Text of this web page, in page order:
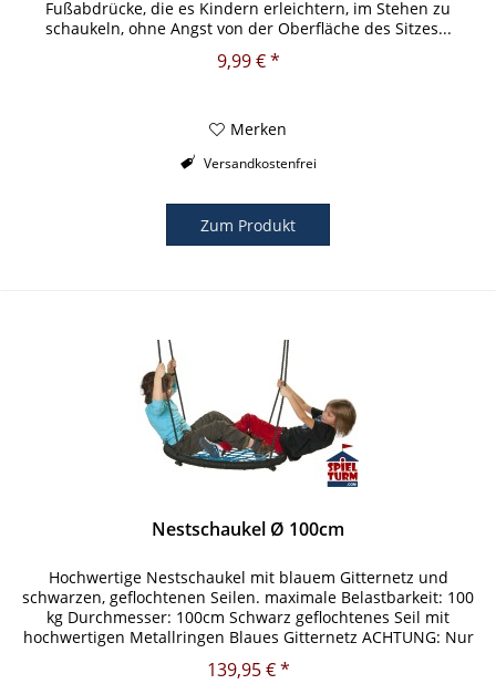
Fußabdrücke, die es Kindern erleichtern, im Stehen zu
schaukeln, ohne Angst von der Oberfläche des Sitzes...
9,99 € *
Merken
Versandkostenfrei
Zum Produkt
Nestschaukel Ø 100cm
Hochwertige Nestschaukel mit blauem Gitternetz und
schwarzen, geflochtenen Seilen. maximale Belastbarkeit: 100
kg Durchmesser: 100cm Schwarz geflochtenes Seil mit
hochwertigen Metallringen Blaues Gitternetz ACHTUNG: Nur
für den privaten,...
139,95 € *